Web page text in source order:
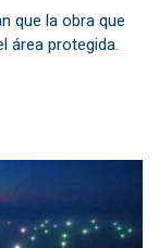
que la obra que
área protegida.